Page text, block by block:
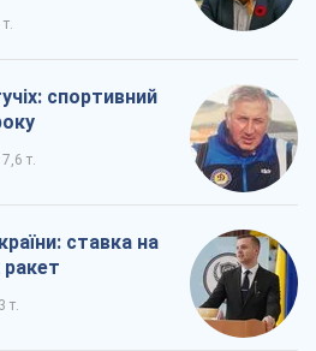
спортивний
7,6 т.
ставка на
т.